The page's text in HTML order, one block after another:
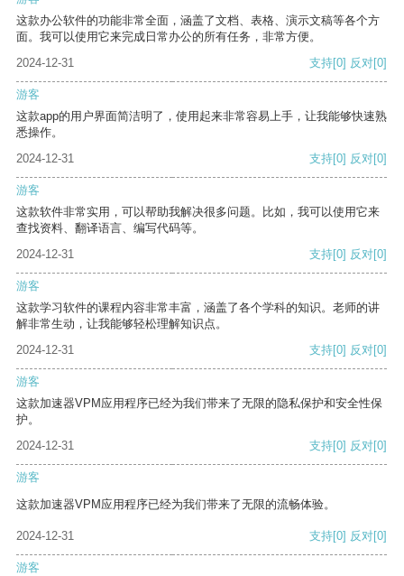
这款办公软件的功能非常全面，涵盖了文档、表格、演示文稿等各个方
面。我可以使用它来完成日常办公的所有任务，非常方便。
2024-12-31
支持[0] 反对[0]
游客
这款app的用户界面简洁明了，使用起来非常容易上手，让我能够快速熟
悉操作。
2024-12-31
支持[0] 反对[0]
游客
这款软件非常实用，可以帮助我解决很多问题。比如，我可以使用它来
查找资料、翻译语言、编写代码等。
2024-12-31
支持[0] 反对[0]
游客
这款学习软件的课程内容非常丰富，涵盖了各个学科的知识。老师的讲
解非常生动，让我能够轻松理解知识点。
2024-12-31
支持[0] 反对[0]
游客
这款加速器VPM应用程序已经为我们带来了无限的隐私保护和安全性保
护。
2024-12-31
支持[0] 反对[0]
游客
这款加速器VPM应用程序已经为我们带来了无限的流畅体验。
2024-12-31 支持[0] 反对[0]
游客